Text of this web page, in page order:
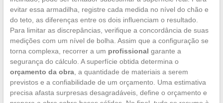
evitar essa armadilha, registre cada medida no nível do chão e
do teto, as diferenças entre os dois influenciam o resultado.
Para limitar as discrepâncias, verifique a concordância de suas
medições com um nível de bolha. Assim que a configuração se
torna complexa, recorrer a um profissional garante a
segurança do cálculo. A superfície obtida determina o
orçamento da obra, a quantidade de materiais a serem
previstos e a confiabilidade de um orçamento. Uma estimativa
precisa afasta surpresas desagradáveis, define o orçamento e